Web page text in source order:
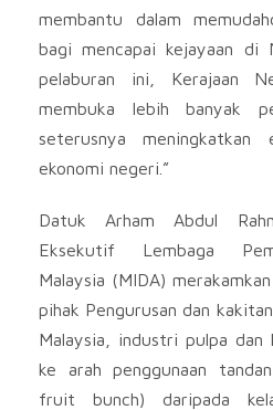
membantu dalam
bagi mencapai kejayaan di
pelaburan ini, Kerajaan
membuka lebih banyak
seterusnya meningkatkan
ekonomi negeri.”
Datuk Arham Abdul
Eksekutif Lembaga
Malaysia (MIDA)
pihak Pengurusan dan
Malaysia, industri pulpa dan
ke arah penggunaan
fruit bunch) daripada